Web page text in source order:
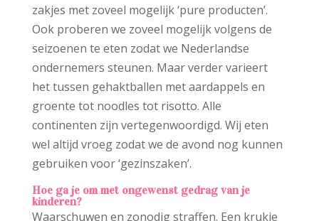
zakjes met zoveel mogelijk ‘pure producten’.
Ook proberen we zoveel mogelijk volgens de
seizoenen te eten zodat we Nederlandse
ondernemers steunen. Maar verder varieert
het tussen gehaktballen met aardappels en
groente tot noodles tot risotto. Alle
continenten zijn vertegenwoordigd. Wij eten
wel altijd vroeg zodat we de avond nog kunnen
gebruiken voor ‘gezinszaken’.
Hoe ga je om met ongewenst gedrag van je
kinderen?
Waarschuwen en zonodig straffen. Een krukje